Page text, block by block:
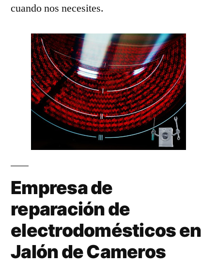
cuando nos necesites.
Empresa de
reparación de
electrodomésticos en
Jalón de Cameros